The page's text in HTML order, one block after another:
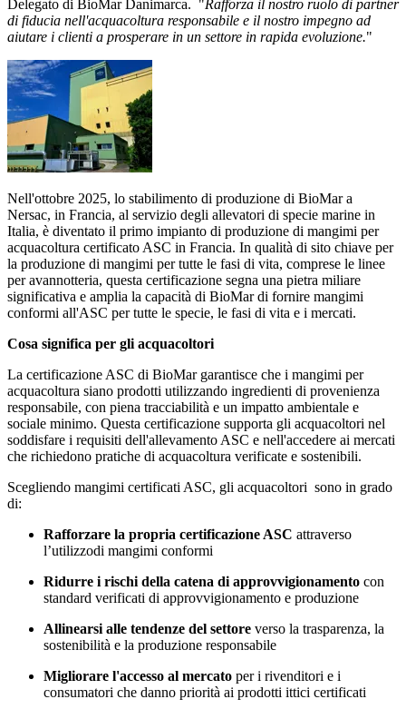
Delegato di BioMar Danimarca. "Rafforza il nostro ruolo di partner
di fiducia nell'acquacoltura responsabile e il nostro impegno ad
aiutare i clienti a prosperare in un settore in rapida evoluzione."
Nell'ottobre 2025, lo stabilimento di produzione di BioMar a
Nersac, in Francia, al servizio degli allevatori di specie marine in
Italia, è diventato il primo impianto di produzione di mangimi per
acquacoltura certificato ASC in Francia. In qualità di sito chiave per
la produzione di mangimi per tutte le fasi di vita, comprese le linee
peravannotteria, questa certificazione segna una pietra miliare
significativa e amplia la capacità di BioMar di fornire mangimi
conformi all'ASC per tutte le specie, le fasi di vita e i mercati.
Cosa significa per gli acquacoltori
La certificazione ASC di BioMar garantisce che i mangimi per
acquacoltura siano prodotti utilizzando ingredienti di provenienza
responsabile, con piena tracciabilità e un impatto ambientale e
sociale minimo. Questa certificazione supporta gli acquacoltori nel
soddisfare i requisiti dell'allevamento ASC e nell'accedere ai mercati
che richiedono pratiche di acquacoltura verificate e sostenibili.
Scegliendo mangimi certificati ASC, gli acquacoltori sono in grado
di:
Rafforzare la propria certificazione ASC attraverso
l’utilizzodi mangimi conformi
Ridurre i rischi della catena di approvvigionamento con
standard verificati di approvvigionamento e produzione
Allinearsi alle tendenze del settore verso la trasparenza, la
sostenibilità e la produzione responsabile
Migliorare l'accesso al mercato per i rivenditori e i
consumatori che danno priorità ai prodotti ittici certificati